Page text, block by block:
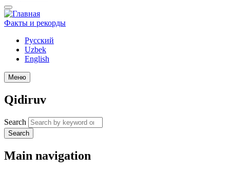
Факты и рекорды
Русский
Uzbek
English
Меню
Qidiruv
Search
Search
Main navigation